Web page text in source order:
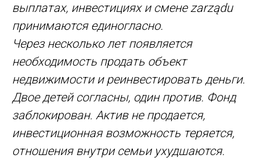
выплатах, инвестициях и смене zarządu
принимаются единогласно.
Через несколько лет появляется
необходимость продать объект
недвижимости и реинвестировать деньги.
Двое детей согласны, один против. Фонд
заблокирован. Актив не продается,
инвестиционная возможность теряется,
отношения внутри семьи ухудшаются.